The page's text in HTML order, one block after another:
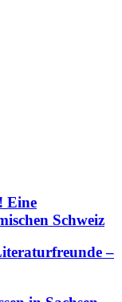
Eine
Schweiz
–